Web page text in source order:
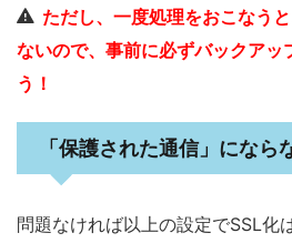
ただし、一度処理をおこなう
ないので、事前に必ずバックアッ
う！
「保護された通信」になら
問題なければ以上の設定でSSL化